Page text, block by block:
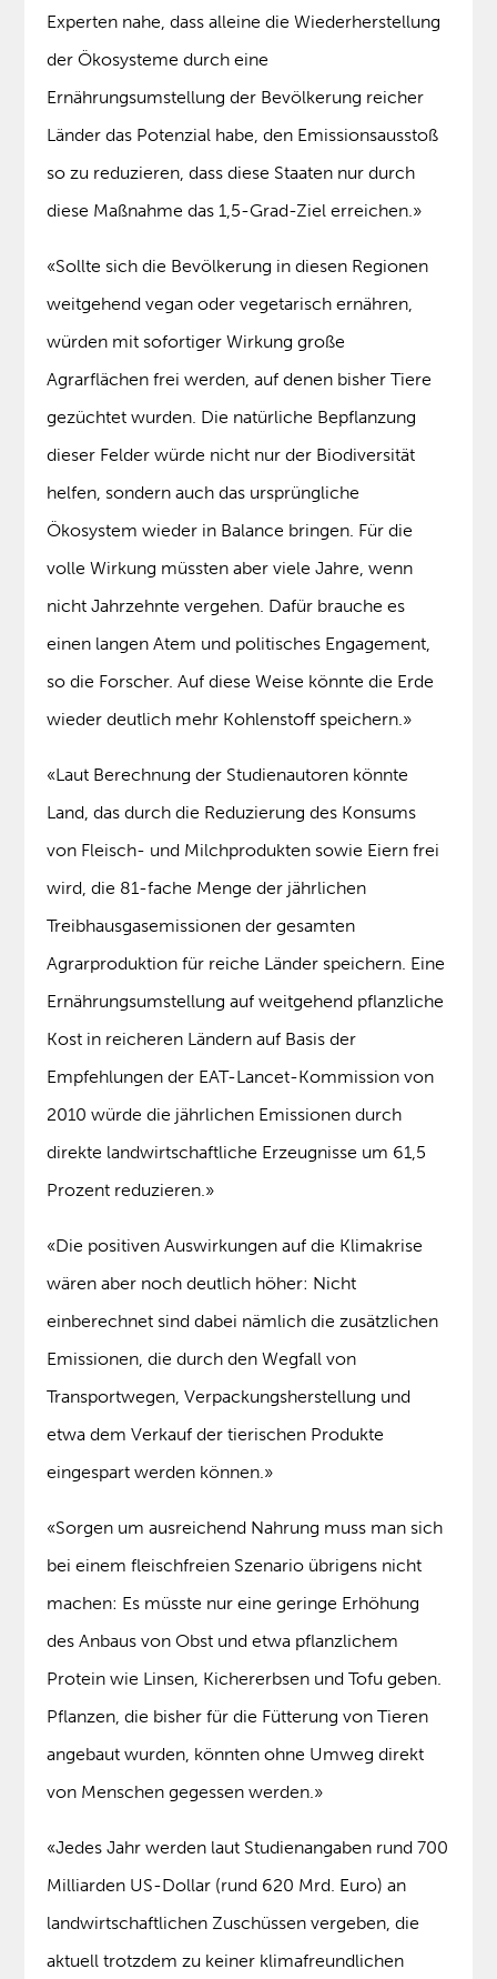
Experten nahe, dass alleine die Wiederherstellung
der Ökosysteme durch eine
Ernährungsumstellung der Bevölkerung reicher
Länder das Potenzial habe, den Emissionsausstoß
so zu reduzieren, dass diese Staaten nur durch
diese Maßnahme das 1,5-Grad-Ziel erreichen.»
«Sollte sich die Bevölkerung in diesen Regionen
weitgehend vegan oder vegetarisch ernähren,
würden mit sofortiger Wirkung große
Agrarflächen frei werden, auf denen bisher Tiere
gezüchtet wurden. Die natürliche Bepflanzung
dieser Felder würde nicht nur der Biodiversität
helfen, sondern auch das ursprüngliche
Ökosystem wieder in Balance bringen. Für die
volle Wirkung müssten aber viele Jahre, wenn
nicht Jahrzehnte vergehen. Dafür brauche es
einen langen Atem und politisches Engagement,
so die Forscher. Auf diese Weise könnte die Erde
wieder deutlich mehr Kohlenstoff speichern.»
«Laut Berechnung der Studienautoren könnte
Land, das durch die Reduzierung des Konsums
von Fleisch- und Milchprodukten sowie Eiern frei
wird, die 81-fache Menge der jährlichen
Treibhausgasemissionen der gesamten
Agrarproduktion für reiche Länder speichern. Eine
Ernährungsumstellung auf weitgehend pflanzliche
Kost in reicheren Ländern auf Basis der
Empfehlungen der EAT-Lancet-Kommission von
2010 würde die jährlichen Emissionen durch
direkte landwirtschaftliche Erzeugnisse um 61,5
Prozent reduzieren.»
«Die positiven Auswirkungen auf die Klimakrise
wären aber noch deutlich höher: Nicht
einberechnet sind dabei nämlich die zusätzlichen
Emissionen, die durch den Wegfall von
Transportwegen, Verpackungsherstellung und
etwa dem Verkauf der tierischen Produkte
eingespart werden können.»
«Sorgen um ausreichend Nahrung muss man sich
bei einem fleischfreien Szenario übrigens nicht
machen: Es müsste nur eine geringe Erhöhung
des Anbaus von Obst und etwa pflanzlichem
Protein wie Linsen, Kichererbsen und Tofu geben.
Pflanzen, die bisher für die Fütterung von Tieren
angebaut wurden, könnten ohne Umweg direkt
von Menschen gegessen werden.»
«Jedes Jahr werden laut Studienangaben rund 700
Milliarden US-Dollar (rund 620 Mrd. Euro) an
landwirtschaftlichen Zuschüssen vergeben, die
aktuell trotzdem zu keiner klimafreundlichen